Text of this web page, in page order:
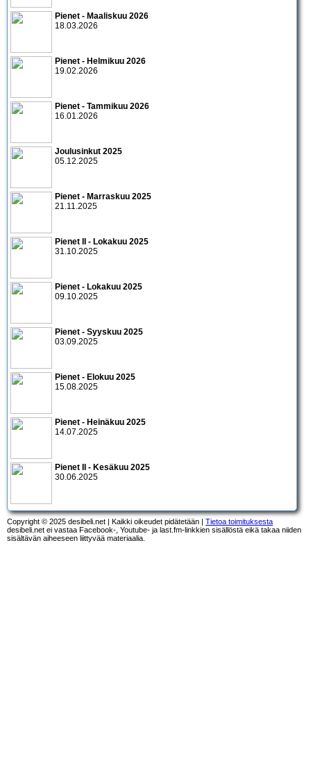
Pienet - Maaliskuu 2026
18.03.2026
Pienet - Helmikuu 2026
19.02.2026
Pienet - Tammikuu 2026
16.01.2026
Joulusinkut 2025
05.12.2025
Pienet - Marraskuu 2025
21.11.2025
Pienet II - Lokakuu 2025
31.10.2025
Pienet - Lokakuu 2025
09.10.2025
Pienet - Syyskuu 2025
03.09.2025
Pienet - Elokuu 2025
15.08.2025
Pienet - Heinäkuu 2025
14.07.2025
Pienet II - Kesäkuu 2025
30.06.2025
Copyright © 2025 desibeli.net | Kaikki oikeudet pidätetään | Tietoa toimituksesta
desibeli.net ei vastaa Facebook-, Youtube- ja last.fm-linkkien sisällöstä eikä takaa niiden
sisältävän aiheeseen liittyvää materiaalia.